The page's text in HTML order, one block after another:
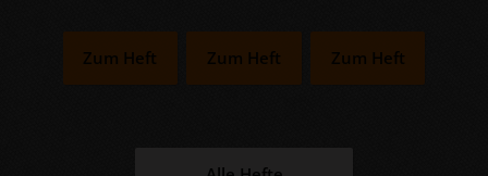
Zum Heft Zum Heft Zum Heft